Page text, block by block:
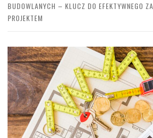
BUDOWLANYCH – KLUCZ DO EFEKTYWNEGO
PROJEKTEM